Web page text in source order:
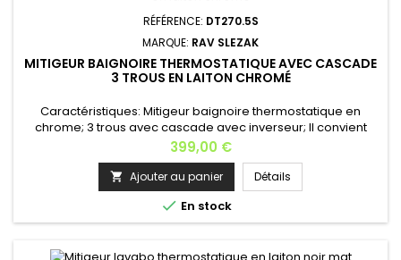
RÉFÉRENCE: DT270.5S
MARQUE: RAV SLEZAK
MITIGEUR BAIGNOIRE THERMOSTATIQUE AVEC CASCADE
3 TROUS EN LAITON CHROMÉ
Caractéristiques: Mitigeur baignoire thermostatique en
chrome; 3 trous avec cascade avec inverseur; Il convient
parfaitement au bain thérapeutique, avec tuyau rétractable
de 200 cm; Mitigeur esthétique et pratique, ce kit de finition
permet une grande liberté d'agencement puisque chaque
élément s'encastre séparément. Cet ensemble pour bain ou
douche est...
Prix
399,00 €
 Ajouter au panier Détails
 En stock